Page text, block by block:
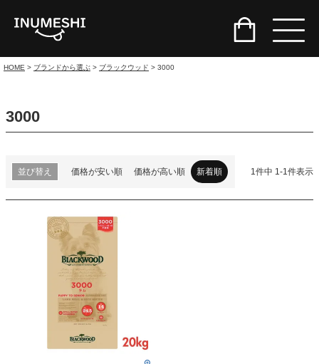
HOME ブランドから選ぶ ブラックウッド 3000
3000
並び替え 価格が安い順 価格が高い順 新着順 1件中 1-1件表示